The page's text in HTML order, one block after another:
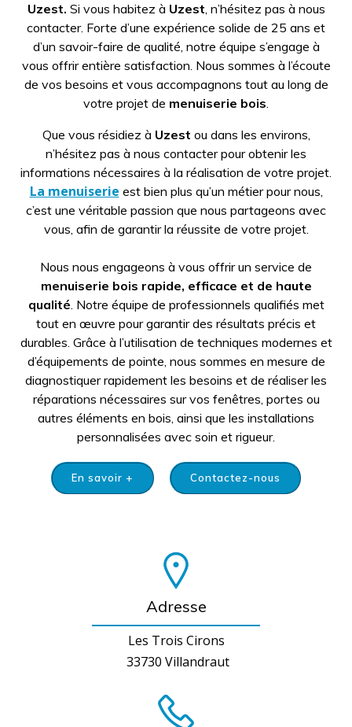
Uzest. Si vous habitez à Uzest, n’hésitez pas à nous
contacter. Forte d’une expérience solide de 25 ans et
d’un savoir-faire de qualité, notre équipe s’engage à
vous offrir entière satisfaction. Nous sommes à l’écoute
de vos besoins et vous accompagnons tout au long de
votre projet de menuiserie bois.
Que vous résidiez à Uzest ou dans les environs,
n’hésitez pas à nous contacter pour obtenir les
informations nécessaires à la réalisation de votre projet.
La menuiserie est bien plus qu’un métier pour nous,
c’est une véritable passion que nous partageons avec
vous, afin de garantir la réussite de votre projet.
Nous nous engageons à vous offrir un service de
menuiserie bois rapide, efficace et de haute
qualité. Notre équipe de professionnels qualifiés met
tout en œuvre pour garantir des résultats précis et
durables. Grâce à l’utilisation de techniques modernes et
d’équipements de pointe, nous sommes en mesure de
diagnostiquer rapidement les besoins et de réaliser les
réparations nécessaires sur vos fenêtres, portes ou
autres éléments en bois, ainsi que les installations
personnalisées avec soin et rigueur.
En savoir + Contactez-nous
Adresse
Les Trois Cirons
33730 Villandraut